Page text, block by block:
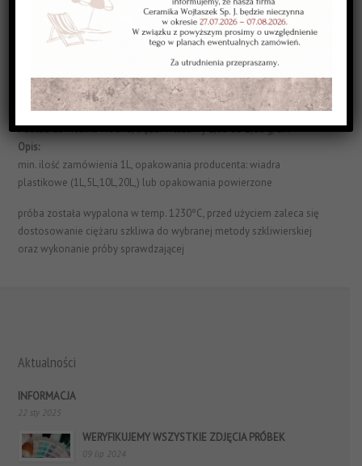
Category: SZKLIWA WYSOKOTOPLIWE 1220-1250*C
Kolor:błękitne
Typ:kryjące
Struktura Powierzchni:matowe i jednorodne
Postać:zawiesina wodna, ciężar właściwy 1,55 do 1,60 g/cm³
Opis:
min. ilość zamówienia 1L, opakowania producenta: wiadra
plastikowe (1L,5L,10L,20L,) lub opakowania powierzone
próba została wypalona w temp. 1230ºC, przed użyciem zaleca się
dostosowanie ciężaru szkliwa do wybranej metody szkliwierskiej
oraz wykonanie próby sprawdzającej
Aktualności
INFORMACJA
22 sty 2025
WERYFIKUJEMY WSZYSTKIE ZDJĘCIA PRÓBEK
09 lip 2024